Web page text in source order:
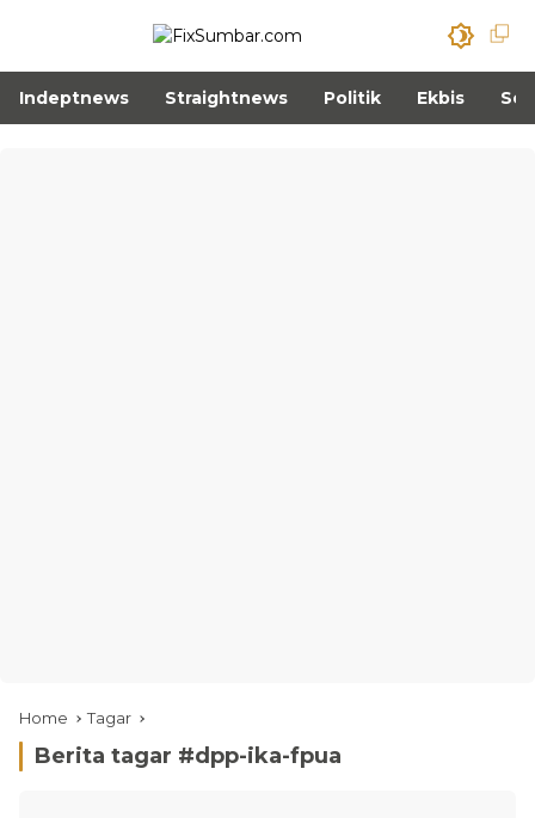
Indeptnews Straightnews Politik Ekbis
Home Tagar
Berita tagar #dpp-ika-fpua